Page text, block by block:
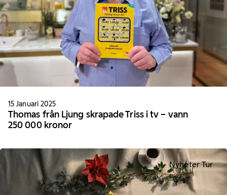
15 Januari 2025
Thomas från Ljung skrapade Triss i tv – vann
250 000 kronor
Nyheter Tur